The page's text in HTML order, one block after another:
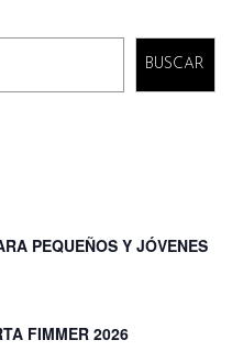
BUSCAR
PEQUEÑOS Y JÓVENES
FIMMER 2026